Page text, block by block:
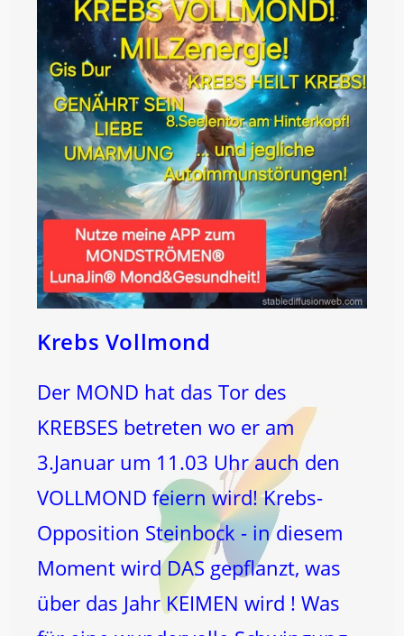
Krebs Vollmond
Der MOND hat das Tor des
KREBSES betreten wo er am
3.Januar um 11.03 Uhr auch den
VOLLMOND feiern wird! Krebs-
Opposition Steinbock - in diesem
Moment wird DAS gepflanzt, was
über das Jahr KEIMEN wird ! Was